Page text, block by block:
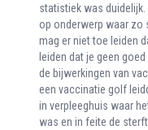
statistiek was
op onderwerp waar zo
mag er niet toe leiden
leiden dat je geen
de bijwerkingen van
een vaccinatie golf
in verpleeghuis waar
was en in feite de